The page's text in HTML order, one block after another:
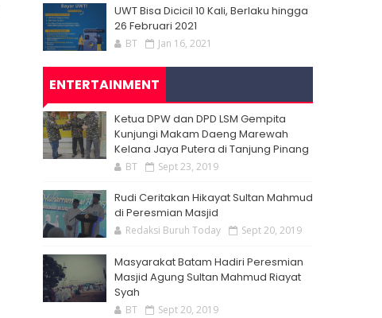
UWT Bisa Dicicil 10 Kali, Berlaku hingga
26 Februari 2021
BT Jan 16, 2021
ENTERTAINMENT
Ketua DPW dan DPD LSM Gempita
Kunjungi Makam Daeng Marewah
Kelana Jaya Putera di Tanjung Pinang
BT Sept 23, 2019
Rudi Ceritakan Hikayat Sultan Mahmud
di Peresmian Masjid
Redaksi Buruh Today Sept 20, 2019
Masyarakat Batam Hadiri Peresmian
Masjid Agung Sultan Mahmud Riayat
Syah
BT Sept 20, 2019